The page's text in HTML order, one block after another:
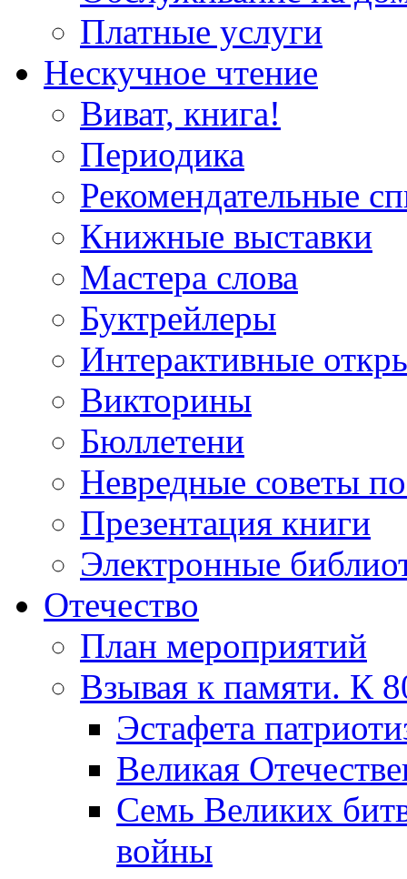
Платные услуги
Нескучное чтение
Виват, книга!
Периодика
Рекомендательные
Книжные выставки
Мастера слова
Буктрейлеры
Интерактивные
Викторины
Бюллетени
Невредные советы
Презентация книги
Электронные
Отечество
План мероприятий
Взывая к памяти. К
Эcтафета
Великая
Семь Великих
войны